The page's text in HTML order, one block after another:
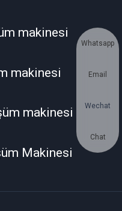
makinesi
makinesi
makinesi
Makinesi
Whatsapp
Email
Wechat
Chat